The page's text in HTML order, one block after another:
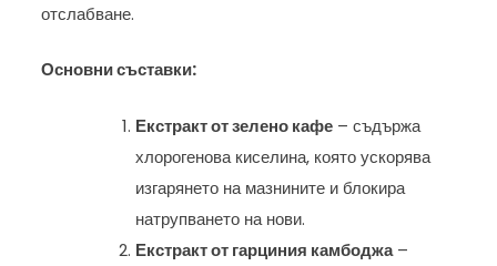
отслабване.
Основни съставки:
Екстракт от зелено кафе – съдържа
хлорогенова киселина, която ускорява
изгарянето на мазнините и блокира
натрупването на нови.
Екстракт от гарциния камбоджа–